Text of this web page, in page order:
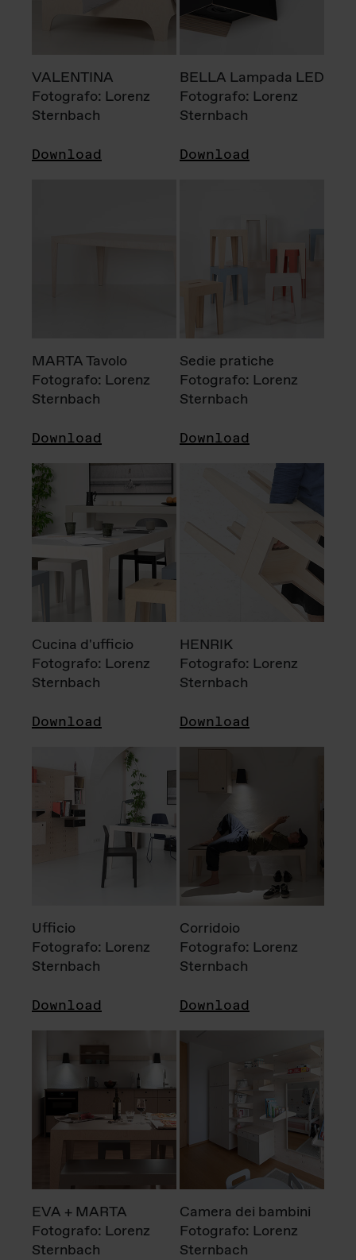
VALENTINA
Fotografo: Lorenz
Sternbach
Download
BELLA Lampada LED
Fotografo: Lorenz
Sternbach
Download
MARTA Tavolo
Fotografo: Lorenz
Sternbach
Download
Sedie pratiche
Fotografo: Lorenz
Sternbach
Download
Cucina d'ufficio
Fotografo: Lorenz
Sternbach
Download
HENRIK
Fotografo: Lorenz
Sternbach
Download
Ufficio
Fotografo: Lorenz
Sternbach
Download
Corridoio
Fotografo: Lorenz
Sternbach
Download
EVA + MARTA
Fotografo: Lorenz
Sternbach
Camera dei bambini
Fotografo: Lorenz
Sternbach